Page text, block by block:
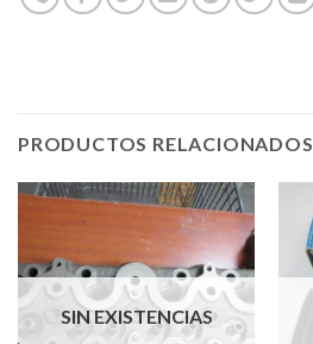
PRODUCTOS RELACIONADOS
SIN EXISTENCIAS